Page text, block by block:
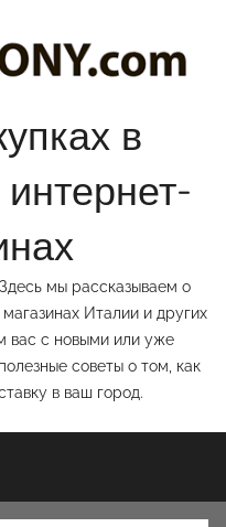
в
мы рассказываем о
Италии и других
вас с новыми или уже
советы о том, как
в ваш город.